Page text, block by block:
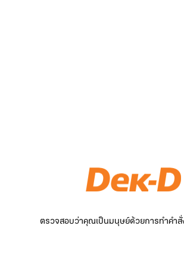
ตรวจสอบว่าคุณเป็นมนุษย์ด้วยการทำคำสั่